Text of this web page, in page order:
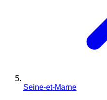
Seine-et-Marne